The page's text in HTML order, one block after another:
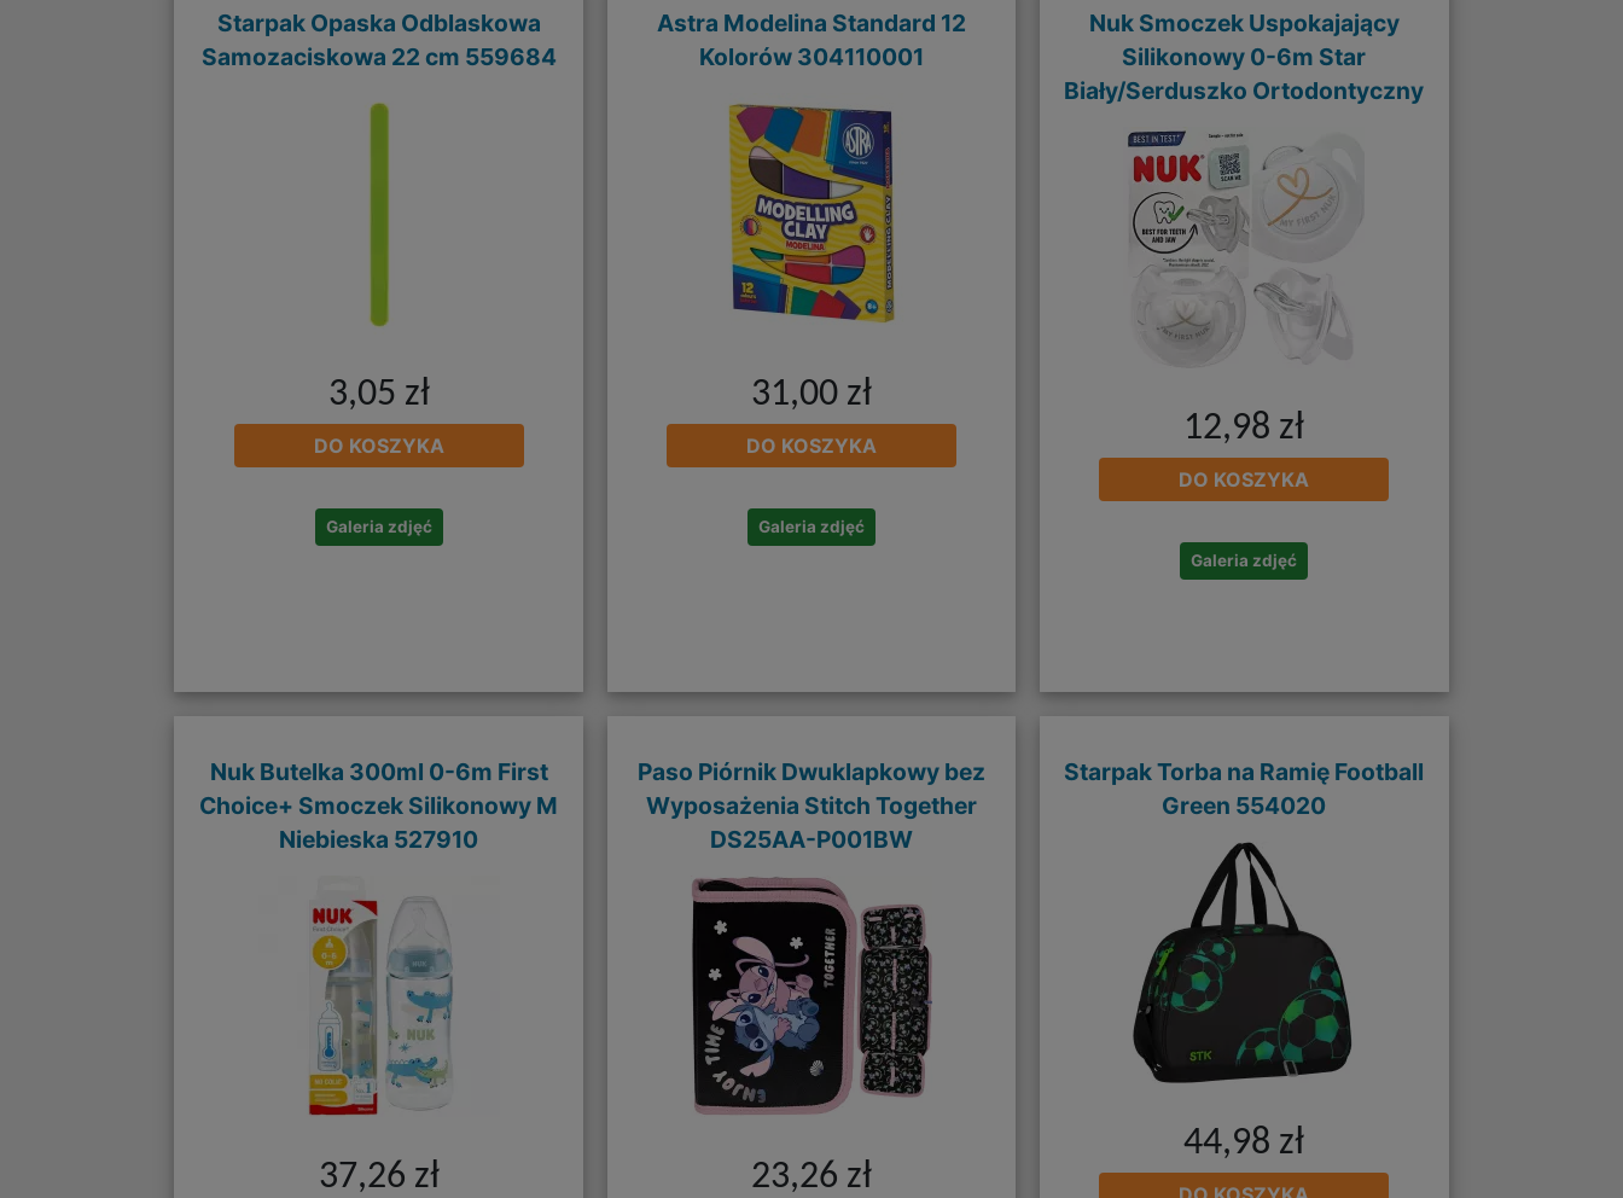
Starpak Opaska Odblaskowa
Samozaciskowa 22 cm 559684
3,05 zł
DO KOSZYKA
Galeria zdjęć
Astra Modelina Standard 12
Kolorów 304110001
31,00 zł
DO KOSZYKA
Galeria zdjęć
Nuk Smoczek Uspokajający
Silikonowy 0-6m Star
Biały/Serduszko Ortodontyczny
12,98 zł
DO KOSZYKA
Galeria zdjęć
Nuk Butelka 300ml 0-6m First
Choice+ Smoczek Silikonowy M
Niebieska 527910
37,26 zł
Paso Piórnik Dwuklapkowy bez
Wyposażenia Stitch Together
DS25AA-P001BW
23,26 zł
Starpak Torba na Ramię Football
Green 554020
44,98 zł